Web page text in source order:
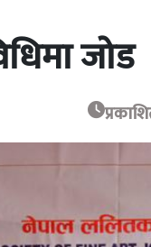
जोड